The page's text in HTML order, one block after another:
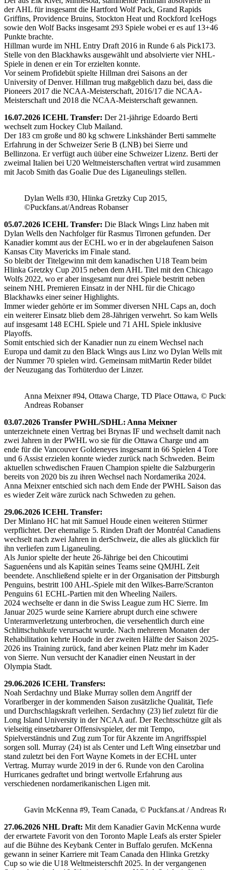
der AHL für insgesamt die Hartford Wolf Pack, Grand Rapids
Griffins, Providence Bruins, Stockton Heat und Rockford IceHogs
sowie den Wolf Backs insgesamt 293 Spiele wobei er es auf 13+46
Punkte brachte.
Hillman wurde im NHL Entry Draft 2016 in Runde 6 als Pick173.
Stelle von den Blackhawks ausgewählt und absolvierte vier NHL-
Spiele in denen er ein Tor erzielten konnte.
Vor seinem Profidebüt spielte Hillman drei Saisons an der
University of Denver. Hillman trug maßgeblich dazu bei, dass die
Pioneers 2017 die NCAA-Meisterschaft, 2016/17 die NCAA-
Meisterschaft und 2018 die NCAA-Meisterschaft gewannen.
16.07.2026 ICEHL Transfer: Der 21-jährige Edoardo Berti
wechselt zum Hockey Club Mailand.
Der 183 cm große und 80 kg schwere Linkshänder Berti sammelte
Erfahrung in der Schweizer Serie B (LNB) bei Sierre und
Bellinzona. Er verfügt auch üüber eine Schweizer Lizenz. Berti der
zweimal Italien bei U20 Weltmeisterschaften vertrat wird zusammen
mit Jacob Smith das Goalie Due des Liganeulings stellen.
Dylan Wells #30, Hlinka Gretzky Cup 2015,
©Puckfans.at/Andreas Robanser
05.07.2026 ICEHL Transfer: Die Black Wings Linz haben mit
Dylan Wells den Nachfolger für Rasmus Tirronen gefunden. Der
Kanadier kommt aus der ECHL wo er in der abgelaufenen Saison
Kansas City Mavericks im Finale stand.
So bleibt der Titelgewinn mit dem kanadischen U18 Team beim
Hlinka Gretzky Cup 2015 neben dem AHL Titel mit den Chicago
Wolfs 2022, wo er aber insgesamt nur drei Spiele bestritt neben
seinem NHL Premieren Einsatz in der NHL für die Chicago
Blackhawks einer seiner Highlights.
Immer wieder gehörte er im Sommer diversen NHL Caps an, doch
ein weiterer Einsatz blieb dem 28-Jährigen verwehrt. So kam Wells
auf insgesamt 148 ECHL Spiele und 71 AHL Spiele inklusive
Playoffs.
Somit entschied sich der Kanadier nun zu einem Wechsel nach
Europa und damit zu den Black Wings aus Linz wo Dylan Wells mit
der Nummer 70 spielen wird. Gemeinsam mitMartin Reder bildet
der Neuzugang das Torhüterduo der Linzer.
Anna Meixner #94, Ottawa Charge, TD Place Ottawa, ©
Andreas Robanser
03.07.2026 Transfer PWHL/SDHL: Anna Meixner
unterzeichnete einen Vertrag bei Brynas IF und wechselt damit nach
zwei Jahren in der PWHL wo sie für die Ottawa Charge und am
ende für die Vancouver Goldeneyes insgesamt in 66 Spielen 4 Tore
und 6 Assist erzielen konnte wieder zurück nach Schweden. Beim
aktuellen schwedischen Frauen Champion spielte die Salzburgerin
bereits von 2020 bis zu ihren Wechsel nach Nordamerika 2024.
Anna Meixner entschied sich nach dem Ende der PWHL Saison das
es wieder Zeit wäre zurück nach Schweden zu gehen.
29.06.2026 ICEHL Transfer:
Der Minlano HC hat mit Samuel Houde einen weiteren Stürmer
verpflichtet. Der ehemalige 5. Rinden Draft der Montréal Canadiens
wechselt nach zwei Jahren in derSchweiz, die alles als glücklich für
ihn verliefen zum Liganeuling.
Als Junior spielte der heute 26-Jährige bei den Chicoutimi
Saguenéens und als Kapitän seines Teams seine QMJHL Zeit
beendete. Anschließend spielte er in der Organisation der Pittsburgh
Penguins, bestritt 100 AHL-Spiele mit den Wilkes-Barre/Scranton
Penguins 61 ECHL-Partien mit den Wheeling Nailers.
2024 wechselte er dann in die Swiss League zum HC Sierre. Im
Januar 2025 wurde seine Karriere abrupt durch eine schwere
Unterarmverletzung unterbrochen, die versehentlich durch eine
Schlittschuhkufe verursacht wurde. Nach mehreren Monaten der
Rehabilitation kehrte Houde in der zweiten Hälfte der Saison 2025-
2026 ins Training zurück, fand aber keinen Platz mehr im Kader
von Sierre. Nun versucht der Kanadier einen Neustart in der
Olympia Stadt.
29.06.2026 ICEHL Transfers:
Noah Serdachny und Blake Murray sollen dem Angriff der
Vorarlberger in der kommenden Saison zusätzliche Qualität, Tiefe
und Durchschlagskraft verleihen. Serdachny (23) lief zuletzt für die
Long Island University in der NCAA auf. Der Rechtsschütze gilt als
vielseitig einsetzbarer Offensivspieler, der mit Tempo,
Spielverständnis und Zug zum Tor für Akzente im Angriffsspiel
sorgen soll. Murray (24) ist als Center und Left Wing einsetzbar und
stand zuletzt bei den Fort Wayne Komets in der ECHL unter
Vertrag. Murray wurde 2019 in der 6. Runde von den Carolina
Hurricanes gedraftet und bringt wertvolle Erfahrung aus
verschiedenen nordamerikanischen Ligen mit.
Gavin McKenna #9, Team Canada, © Puckfans.at / Andreas
27.06.2026 NHL Draft: Mit dem Kanadier Gavin McKenna wurde
der erwartete Favorit von den Toronto Maple Leafs als erster Spieler
auf die Bühne des Keybank Center in Buffalo gerufen. McKenna
gewann in seiner Karriere mit Team Canada den Hlinka Gretzky
Cup so wie die U18 Weltmeisterschft 2025. In der vergangenen